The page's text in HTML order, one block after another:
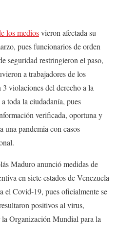
los mediosvieron afectada su
pues funcionarios de orden
seguridad restringieron el paso,
a trabajadores de los
violaciones del derecho a la
toda la ciudadanía, pues
verificada, oportuna y
una pandemia con casos
Maduro anunció medidas de
en siete estados de Venezuela
el Covid-19, pues oficialmente se
positivos al virus,
Organización Mundial para la